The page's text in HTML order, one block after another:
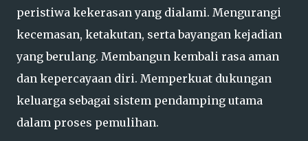
peristiwa kekerasan yang dialami. Mengurangi
kecemasan, ketakutan, serta bayangan kejadian
yang berulang. Membangun kembali rasa aman
dan kepercayaan diri. Memperkuat dukungan
keluarga sebagai sistem pendamping utama
dalam proses pemulihan.